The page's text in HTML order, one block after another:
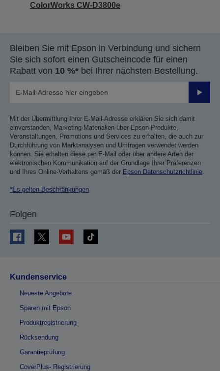
ColorWorks CW-D3800e
Bleiben Sie mit Epson in Verbindung und sichern
Sie sich sofort einen Gutscheincode für einen
Rabatt von 10 %* bei Ihrer nächsten Bestellung.
Mit der Übermittlung Ihrer E-Mail-Adresse erklären Sie sich damit
einverstanden, Marketing-Materialien über Epson Produkte,
Veranstaltungen, Promotions und Services zu erhalten, die auch zur
Durchführung von Marktanalysen und Umfragen verwendet werden
können. Sie erhalten diese per E-Mail oder über andere Arten der
elektronischen Kommunikation auf der Grundlage Ihrer Präferenzen
und Ihres Online-Verhaltens gemäß der Epson Datenschutzrichtlinie
*Es gelten Beschränkungen
Folgen
Kundenservice
Neueste Angebote
Sparen mit Epson
Produktregistrierung
Rücksendung
Garantieprüfung
CoverPlus- Registrierung